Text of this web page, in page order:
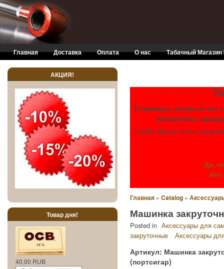
Skip to main content
Главная Доставка Оплата О нас Табачный
Страницы, которые вы
материалы,
Чтобы продолжить, вы
Да,
Главная » Catalog »
Машинка
Posted in Аксессуары для
закруточные
Аксессуары
Артикул: Машинка
(портсигар)
АКЦИЯ!
Товар дня!
40,00 RUB